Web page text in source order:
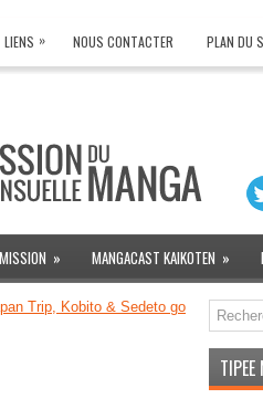
LIENS » NOUS CONTACTER PLAN DU
» MANGACAST KAIKOTEN »
Trip, Kobito & Sedeto go